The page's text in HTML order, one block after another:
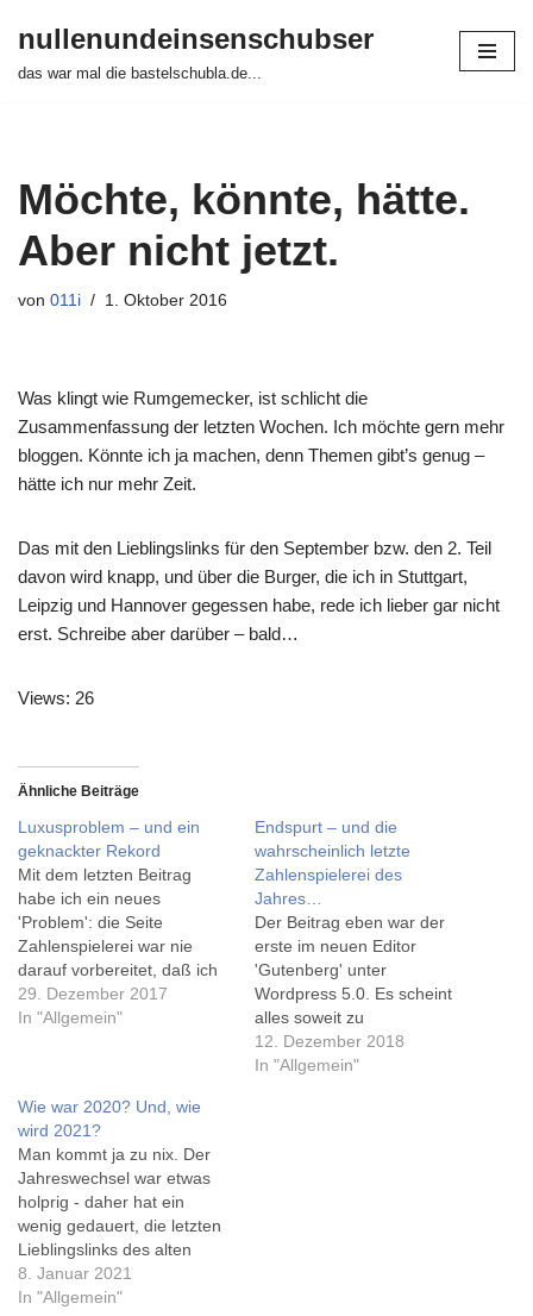
Zum
nullenundeinsenschubser
das war mal die bastelschubla.de...
Möchte, könnte, hätte.
Aber nicht jetzt.
von 011i 1. Oktober 2016
Was klingt wie Rumgemecker, ist schlicht die
Zusammenfassung der letzten Wochen. Ich möchte gern mehr
bloggen. Könnte ich ja machen, denn Themen gibt’s genug –
hätte ich nur mehr Zeit.
Das mit den Lieblingslinks für den September bzw. den 2. Teil
davon wird knapp, und über die Burger, die ich in Stuttgart,
Leipzig und Hannover gegessen habe, rede ich lieber gar nicht
erst. Schreibe aber darüber – bald…
Views: 26
Ähnliche Beiträge
Luxusproblem – und ein
geknackter Rekord
Mit dem letzten Beitrag
habe ich ein neues
'Problem': die Seite
Zahlenspielerei war nie
darauf vorbereitet, daß ich
wirklich nochmal schaffe, so
viele Beiträge wie in 2016
Speichern dieses Artikels
dürfte ein negativer Wert
'herauskommen'... "In
diesem Jahr…
29. Dezember 2017
In "Allgemein"
Endspurt – und die
wahrscheinlich letzte
Zahlenspielerei des
Jahres…
Der Beitrag eben war der
erste im neuen Editor
'Gutenberg' unter
Wordpress 5.0. Es scheint
alles soweit zu
funktionieren, sogar das
Yourls-Plugin. Zudem bin
12. Dezember 2018
In "Allgemein"
Wie war 2020? Und, wie
wird 2021?
Man kommt ja zu nix. Der
Jahreswechsel war etwas
holprig - daher hat ein
wenig gedauert, die letzten
Lieblingslinks des alten
Jahrzehnts zu basteln, und
schlicht aus Zeitmangel
8. Januar 2021
In "Allgemein"